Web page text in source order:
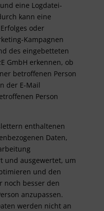
eine Logdatei-
kann eine
oder
Kampagnen
des eingebetteten
GmbH erkennen, ob
betroffenen Person
der E-Mail
Person
enthaltenen
Daten,
und ausgewertet, um
und den
noch besser den
anzupassen.
werden nicht an